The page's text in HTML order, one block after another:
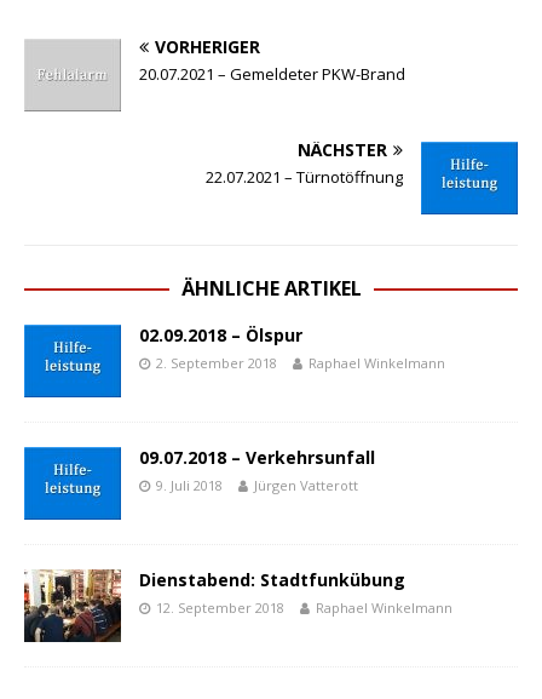
VORHERIGER
20.07.2021 – Gemeldeter PKW-Brand
NÄCHSTER
22.07.2021 – Türnotöffnung
ÄHNLICHE ARTIKEL
02.09.2018 – Ölspur
2. September 2018 Raphael Winkelmann
09.07.2018 – Verkehrsunfall
9. Juli 2018 Jürgen Vatterott
Dienstabend: Stadtfunkübung
12. September 2018 Raphael Winkelmann